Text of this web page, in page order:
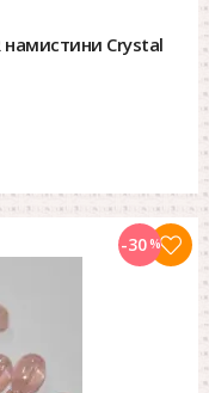
намистини Crystal
-30%